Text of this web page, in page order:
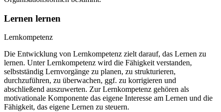
Lernen lernen
Lernkompetenz
Die Entwicklung von Lernkompetenz zielt darauf, das Lernen zu
lernen. Unter Lernkompetenz wird die Fähigkeit verstanden,
selbstständig Lernvorgänge zu planen, zu strukturieren,
durchzuführen, zu überwachen, ggf. zu korrigieren und
abschließend auszuwerten. Zur Lernkompetenz gehören als
motivationale Komponente das eigene Interesse am Lernen und die
Fähigkeit, das eigene Lernen zu steuern.